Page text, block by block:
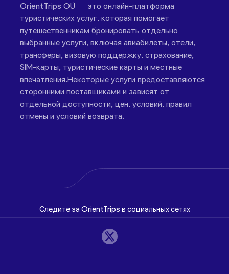
OrientTrips OÜ — это онлайн-платформа
туристических услуг, которая помогает
путешественникам бронировать отдельно
выбранные услуги, включая авиабилеты, отели,
трансферы, визовую поддержку, страхование,
SIM-карты, туристические карты и местные
впечатления.Некоторые услуги предоставляются
сторонними поставщиками и зависят от
отдельной доступности, цен, условий, правил
отмены и условий возврата.
Следите за OrientTrips в социальных сетях